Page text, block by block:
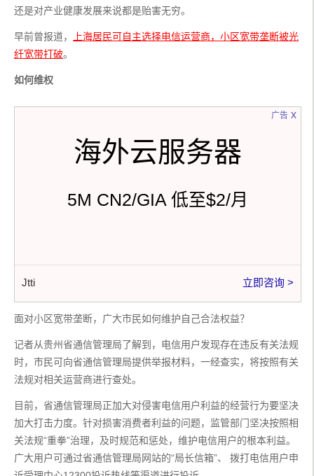
还是对产业健康发展来说都是贻害无穷。
早前曾报道，
上海居民可自主选择电信运营商，小区宽带垄断被光
纤宽带打破。
如何维权
广告
海外云服务器
5M CN2/GIA 低至$2/月
Jtti 立即咨询 >
x
面对小区宽带垄断，广大市民如何维护自己合法权益？
记者从贵州省通信管理局了解到，电信用户发现存在违反有关法规
时，市民可向省通信管理局提供举报材料，一经查实，将按照有关
法规对相关运营商进行查处。
目前，省通信管理局正加大对侵害电信用户利益的经营行为要坚决
加大打击力度。针对损害消费者利益的问题，监管部门坚决按照相
关法规“重拳”治理，及时规范和惩处，维护电信用户的根本利益。
广大用户可通过省通信管理局网站的“局长信箱”、 拨打电信用户申